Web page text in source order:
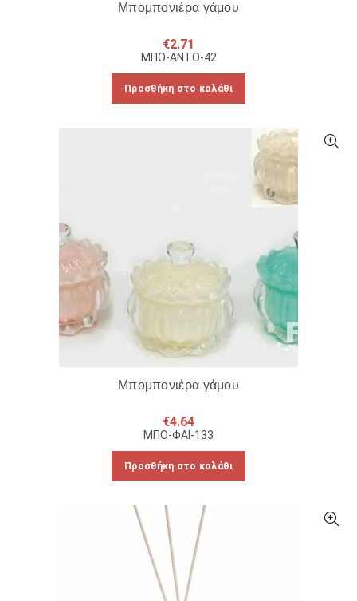
Μπομπονιέρα γάμου
€2.71
ΜΠΟ-ΑΝΤΟ-42
Προσθήκη στο καλάθι
Μπομπονιέρα γάμου
€4.64
ΜΠΟ-ΦΑΙ-133
Προσθήκη στο καλάθι